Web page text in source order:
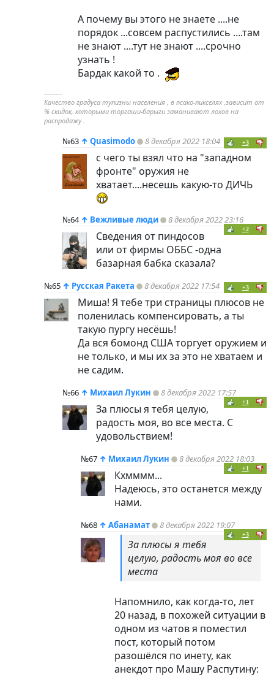
А почему вы этого не знаете ....не
порядок ...совсем распустились ....там
не знают ....тут не знают ....срочно
узнать !
Бардак какой то .
----------
Качество градуса тупизны населения , в псако-пикселях ,зависит от
% скидок, которыми торгаши-барыги заманивают лохов на
распродажу .
№63 ↑ Quasimodo 8 декабря 2022 18:04 +3
с чего ты взял что на "западном
фронте" оружия не
хватает....несешь какую-то ДИЧЬ
№64 ↑ Вежливые люди 8 декабря 2022 23:16
+2
Сведения от пиндocов
или от фирмы ОББС -одна
базарная бабка сказала?
№65 ↑ Русская Ракета 8 декабря 2022 17:54 +3
Миша! Я тебе три страницы плюсов не
поленилась компенсировать, а ты
такую пургу несёшь!
Да вся бомонд США торгует оружием и
не только, и мы их за это не хватаем и
не садим.
№66 ↑ Михаил Лукин 8 декабря 2022 17:57
+1
За плюсы я тебя целую,
радость моя, во все места. С
удовольствием!
№67 ↑ Михаил Лукин 8 декабря 2022 18:03
+1
Кхмммм...
Надеюсь, это останется между
нами.
№68 ↑ Абанамат 8 декабря 2022 19:07
+3
За плюсы я тебя
целую, радость моя во все
места
Напомнило, как когда-то, лет
20 назад, в похожей ситуации в
одном из чатов я поместил
пост, который потом
разошёлся по инету, как
анекдот про Машу Распутину: